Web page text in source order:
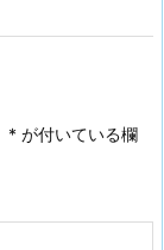
* が付いている欄